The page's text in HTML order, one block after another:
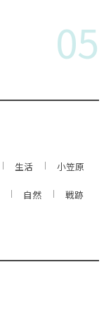
05
生活 小笠原
自然 戦跡